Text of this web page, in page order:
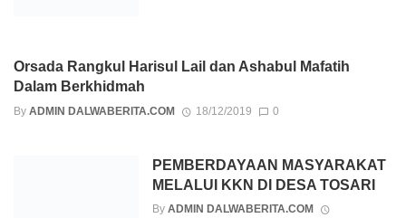
Orsada Rangkul Harisul Lail dan Ashabul Mafatih
Dalam Berkhidmah
By ADMIN DALWABERITA.COM 18/12/2019 0
PEMBERDAYAAN MASYARAKAT
MELALUI KKN DI DESA TOSARI
By ADMIN DALWABERITA.COM